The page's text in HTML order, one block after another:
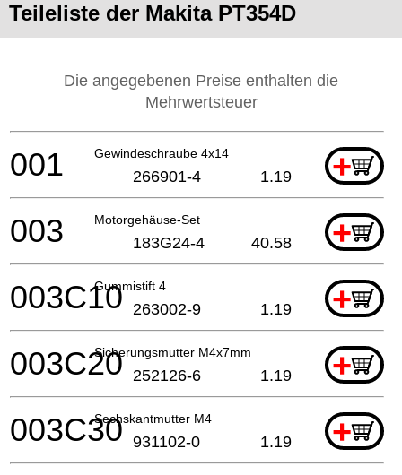
Teileliste der Makita PT354D
Die angegebenen Preise enthalten die
Mehrwertsteuer
Gewindeschraube 4x14 +
001 266901-4 1.19
Motorgehäuse-Set +
003 183G24-4 40.58
Gummistift 4 +
003C10 263002-9 1.19
Sicherungsmutter M4x7mm +
003C20 252126-6 1.19
Sechskantmutter M4 +
003C30 931102-0 1.19